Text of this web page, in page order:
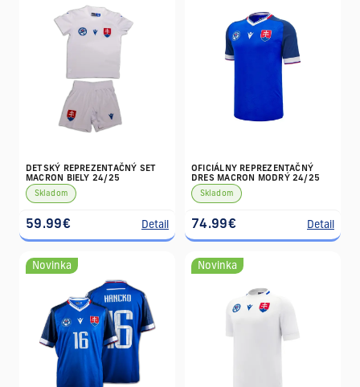
DETSKÝ REPREZENTAČNÝ SET
MACRON BIELY 24/25
Skladom
59.99€ Detail
OFICIÁLNY REPREZENTAČNÝ
DRES MACRON MODRÝ 24/25
Skladom
74.99€ Detail
Novinka Novinka